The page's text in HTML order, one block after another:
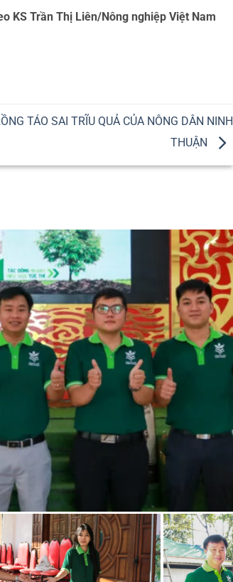
KS Trần Thị Liên/Nông nghiệp Việt Nam
TÁO SAI TRĨU QUẢ CỦA NÔNG DÂN NINH
THUẬN